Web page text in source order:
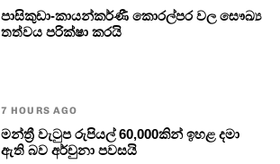
පාසිකුඩා-කායන්කර්ණී කොරල්පර වල සෞඛ්‍ය
තත්වය පරික්ෂා කරයි
7 HOURS AGO
මන්ත්‍රී වැටුප රුපියල් 60,000කින් ඉහළ දමා
ඇති බව අර්චුනා පවසයි